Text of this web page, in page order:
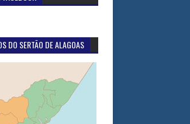
DO SERTÃO DE ALAGOAS